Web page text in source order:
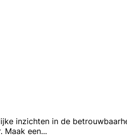
inzichten in de
Maak een...